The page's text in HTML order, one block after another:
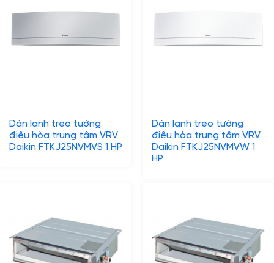
Dàn lạnh treo tường
điều hòa trung tâm VRV
Daikin FTKJ25NVMVS 1 HP
Dàn lạnh treo tường
điều hòa trung tâm VRV
Daikin FTKJ25NVMVW 1
HP